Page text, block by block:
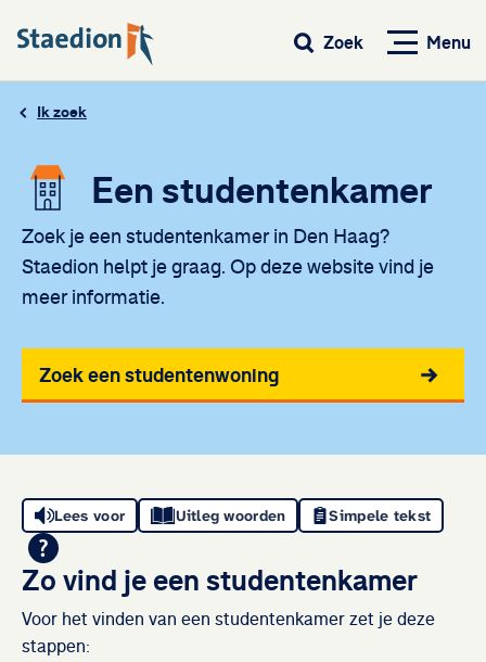
Menu
Zoek
Ik zoek
Een studentenkamer
Zoek je een studentenkamer in Den Haag?
Staedion helpt je graag. Op deze website vind je
meer informatie.
Direct naar:
Zoek een studentenwoning
Lees voor Uitleg woorden Simpele tekst
Zo vind je een studentenkamer
Voor het vinden van een studentenkamer zet je deze
stappen: